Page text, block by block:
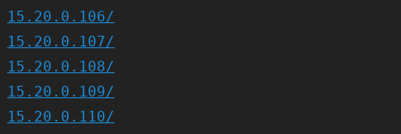
15.20.0.106/
15.20.0.107/
15.20.0.108/
15.20.0.109/
15.20.0.110/